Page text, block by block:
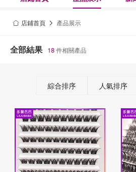
店鋪首頁 產品展示
全部結果 18 件相關產品
綜合排序 人氣排序